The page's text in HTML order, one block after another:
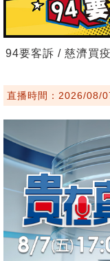
94要客訴 / 慈濟買
直播時間：2026/08/